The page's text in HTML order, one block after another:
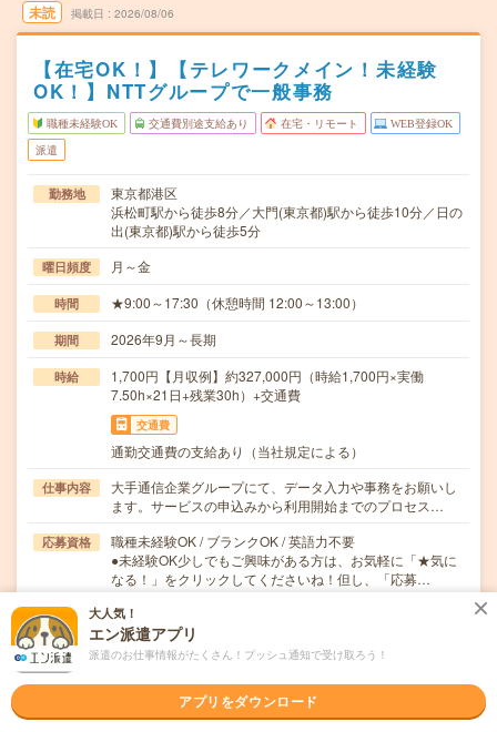
未読 掲載日 2026/08/06
【在宅OK！】【テレワークメイン！未経験
OK！】NTTグループで一般事務
職種未経験OK 交通費別途支給あり 在宅・リモート WEB登録OK
派遣
勤務地
東京都港区
浜松町駅から徒歩8分／大門(東京都)駅から徒歩10分／日の
出(東京都)駅から徒歩5分
曜日頻度 月～金
時間 ★9:00～17:30（休憩時間 12:00～13:00）
期間 2026年9月～長期
時給
1,700円【月収例】約327,000円（時給1,700円×実働
7.50h×21日+残業30h）+交通費
交通費
通勤交通費の支給あり（当社規定による）
仕事内容
大手通信企業グループにて、データ入力や事務をお願いし
ます。サービスの申込みから利用開始までのプロセス…
応募資格
職種未経験OK / ブランクOK / 英語力不要
●未経験OK少しでもご興味がある方は、お気軽に「★気に
なる！」をクリックしてくださいね！但し、「応募…
職場の雰囲気
年齢層
30代 40代
大人気！
エン派遣アプリ
派遣のお仕事情報がたくさん！プッシュ通知で受け取ろう！
アプリをダウンロード